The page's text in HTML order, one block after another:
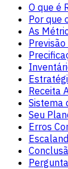
O que é
Por que
As
Receita
Sistema
Seu
Erros